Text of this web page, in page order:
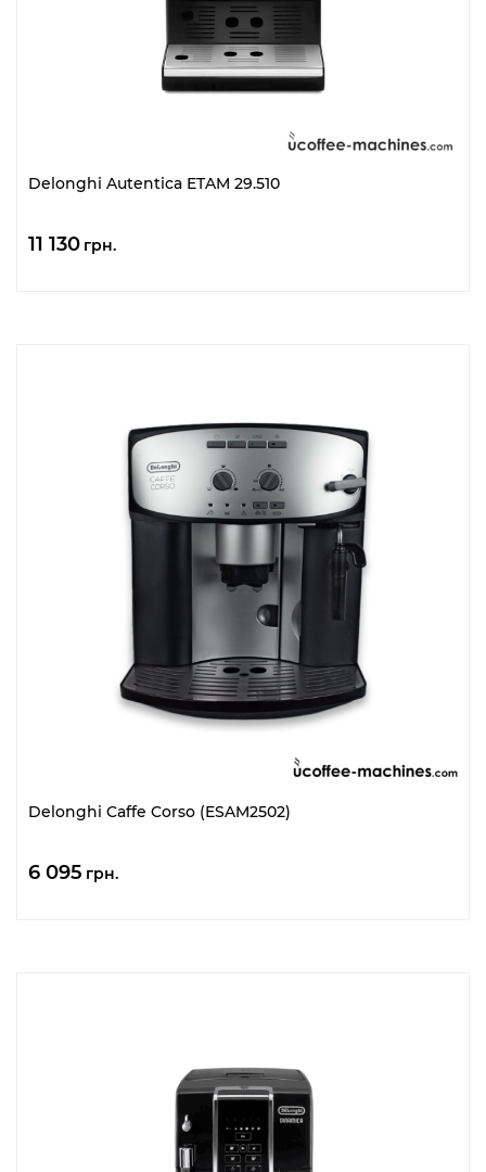
Delonghi Autentica ETAM 29.510
11 130 грн.
Delonghi Caffe Corso (ESAM2502)
6 095 грн.